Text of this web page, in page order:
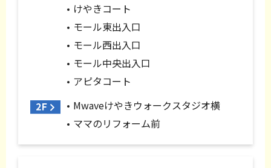
けやきコート
モール東出入口
モール西出入口
モール中央出入口
アピタコート
Mwaveけやきウォークスタジオ横
ママのリフォーム前